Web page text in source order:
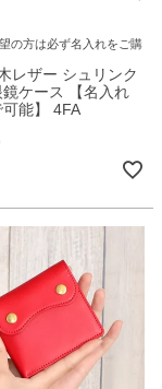
の方は必ず名入れをご購
レザー シュリンク
ケース 【名入れ
能】 4FA